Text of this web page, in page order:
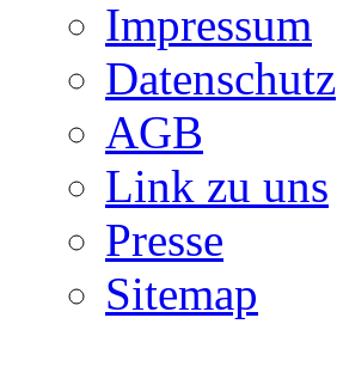
Impressum
Datenschutz
AGB
Link zu uns
Presse
Sitemap